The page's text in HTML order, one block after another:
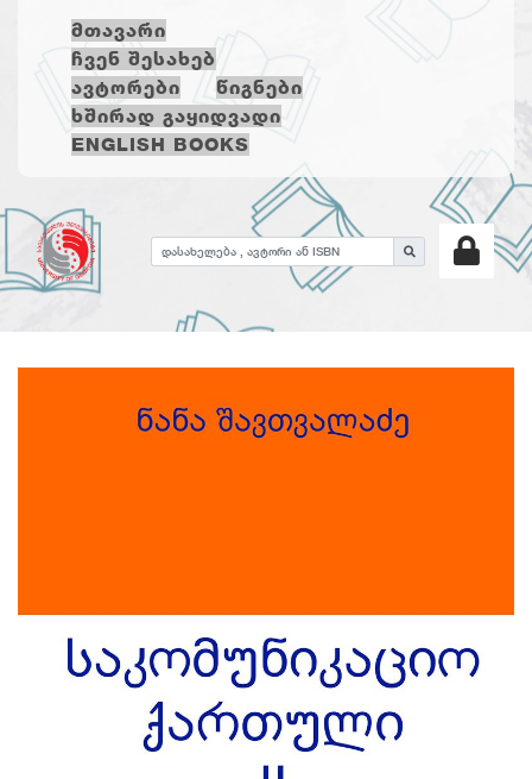
ᲛᲗᲐᲕᲐᲠᲘ
ᲩᲕᲔᲜ ᲨᲔᲡᲐᲮᲔᲑ
ᲐᲕᲢᲝᲠᲔᲑᲘ
ᲬᲘᲒᲜᲔᲑᲘ
ᲮᲨᲘᲠᲐᲓ ᲒᲐᲧᲘᲓᲕᲐᲓᲘ
ENGLISH BOOKS